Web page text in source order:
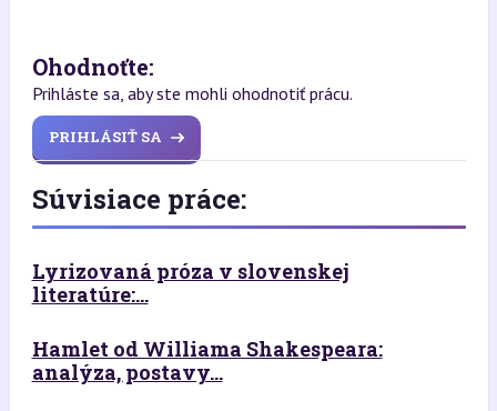
Ohodnoťte:
Prihláste sa, aby ste mohli ohodnotiť prácu.
PRIHLÁSIŤ SA
Súvisiace práce:
Lyrizovaná próza v slovenskej
literatúre:...
Hamlet od Williama Shakespeara:
analýza, postavy...